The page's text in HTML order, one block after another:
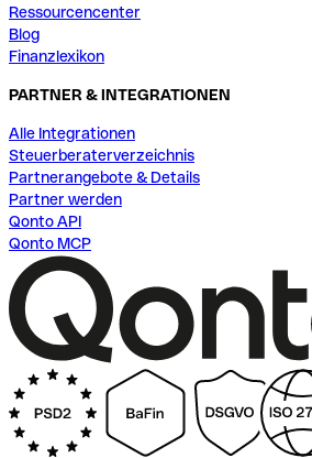
Ressourcencenter
Blog
Finanzlexikon
PARTNER & INTEGRATIONEN
Alle Integrationen
Steuerberaterverzeichnis
Partnerangebote & Details
Partner werden
Qonto API
Qonto MCP